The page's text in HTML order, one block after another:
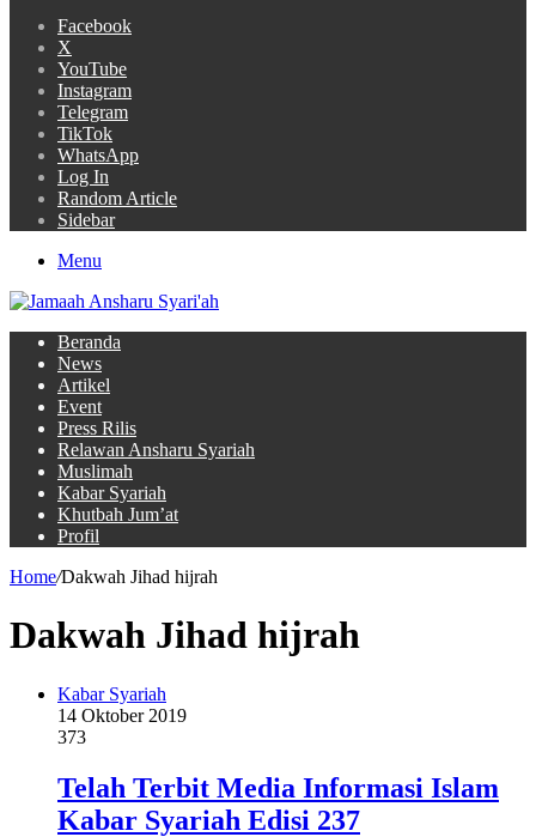
Facebook
X
YouTube
Instagram
Telegram
TikTok
WhatsApp
Log In
Random Article
Sidebar
Menu
Beranda
News
Artikel
Event
Press Rilis
Relawan Ansharu Syariah
Muslimah
Kabar Syariah
Khutbah Jum’at
Profil
Home/Dakwah Jihad hijrah
Dakwah Jihad hijrah
Kabar Syariah
14 Oktober 2019
373
Telah Terbit Media Informasi Islam
Kabar Syariah Edisi 237